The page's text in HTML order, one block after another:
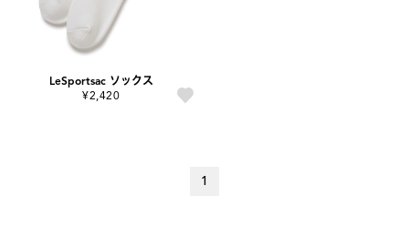
LeSportsac ソックス
¥2,420
1